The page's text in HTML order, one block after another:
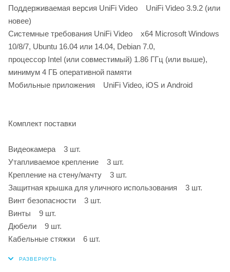
Поддерживаемая версия UniFi Video UniFi Video 3.9.2 (или
новее)
Системные требования UniFi Video х64 Microsoft Windows
10/8/7, Ubuntu 16.04 или 14.04, Debian 7.0,
процессор Intel (или совместимый) 1.86 ГГц (или выше),
минимум 4 ГБ оперативной памяти
Мобильные приложения UniFi Video, iOS и Android
Комплект поставки
Видеокамера 3 шт.
Утапливаемое крепление 3 шт.
Крепление на стену/мачту 3 шт.
Защитная крышка для уличного использования 3 шт.
Винт безопасности 3 шт.
Винты 9 шт.
Дюбели 9 шт.
Кабельные стяжки 6 шт.